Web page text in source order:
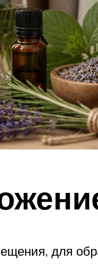
для